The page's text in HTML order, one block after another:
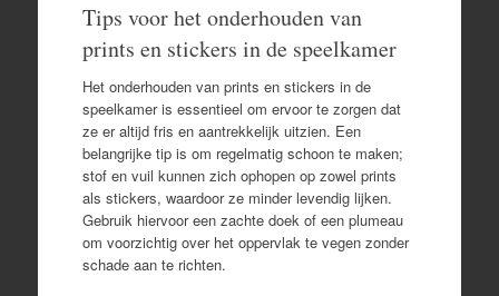
Tips voor het onderhouden van
prints en stickers in de speelkamer
Het onderhouden van prints en stickers in de
speelkamer is essentieel om ervoor te zorgen dat
ze er altijd fris en aantrekkelijk uitzien. Een
belangrijke tip is om regelmatig schoon te maken;
stof en vuil kunnen zich ophopen op zowel prints
als stickers, waardoor ze minder levendig lijken.
Gebruik hiervoor een zachte doek of een plumeau
om voorzichtig over het oppervlak te vegen zonder
schade aan te richten.